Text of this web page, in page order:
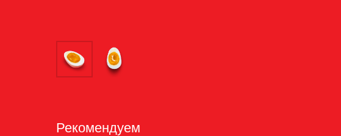
Рекомендуем